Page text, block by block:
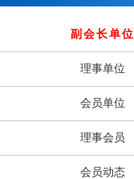
副会长单位
理事单位
会员单位
理事会员
会员动态